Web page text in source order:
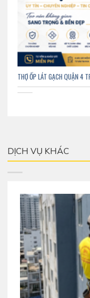
THỢ ỐP LÁT GẠCH QUẬN 4
DỊCH VỤ KHÁC